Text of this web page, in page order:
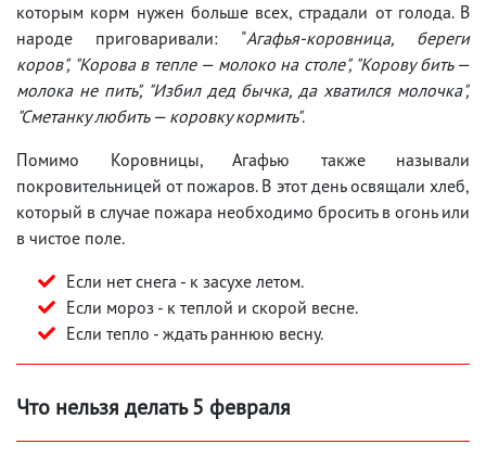
которым корм нужен больше всех, страдали от голода. В
народе приговаривали: "Агафья-коровница, береги
коров", "Корова в тепле — молоко на столе", "Корову бить —
молока не пить", "Избил дед бычка, да хватился молочка",
"Сметанку любить — коровку кормить".
Помимо Коровницы, Агафью также называли
покровительницей от пожаров. В этот день освящали хлеб,
который в случае пожара необходимо бросить в огонь или
в чистое поле.
Если нет снега - к засухе летом.
Если мороз - к теплой и скорой весне.
Если тепло - ждать раннюю весну.
Что нельзя делать 5 февраля